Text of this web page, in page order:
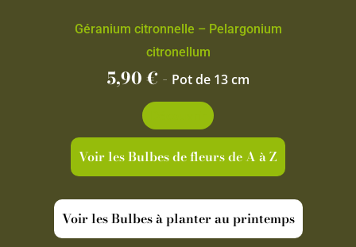
Géranium citronnelle – Pelargonium
citronellum
5,90€ - Pot de 13 cm
Voir les Bulbes de fleurs de A à Z
Voir les Bulbes à planter au printemps